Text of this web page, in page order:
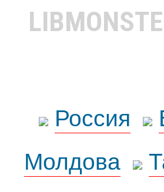
Россия
Молдова